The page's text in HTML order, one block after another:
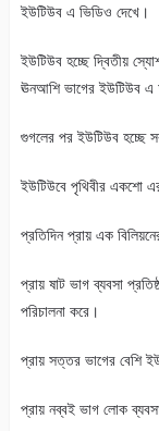
ইউটিউব এ ভিডিও দেখে।
ইউটিউব হচ্ছে দ্বিতীয়
ঊনআশি ভাগের ইউটিউব এ
গুগলের পর ইউটিউব হচ্ছে
ইউটিউবে পৃথিবীর একশো
প্রতিদিন প্রায় এক
প্রায় ষাট ভাগ ব্যবসা
পরিচালনা করে।
প্রায় সত্তর ভাগের বেশি
প্রায় নব্বই ভাগ লোক